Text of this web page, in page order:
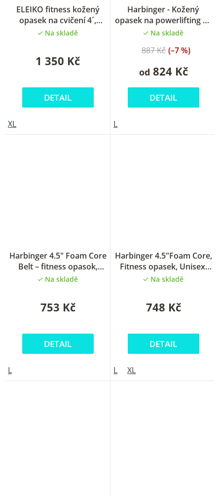
ELEIKO fitness kožený
opasek na cvičení 4´,
pánský
Na skladě
1 350 Kč
DETAIL
XL
Harbinger - Kožený
opasek na powerlifting 6”,
15 cm
hodnocení
produktu
je
5,0
z
5
hvězdiček.
Na skladě
od 824 Kč
887 Kč (–7 %)
DETAIL
L
Harbinger 4.5" Foam Core
Belt – fitness opasok,
unisex, Floral
Na skladě
753 Kč
DETAIL
L
Harbinger 4.5"Foam Core,
Fitness opasek, Unisex,
Grey Camo
Na skladě
748 Kč
DETAIL
L XL